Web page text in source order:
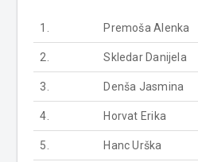
1. Premoša Alenka
2. Skledar Danijela
3. Denša Jasmina
4. Horvat Erika
5. Hanc Urška